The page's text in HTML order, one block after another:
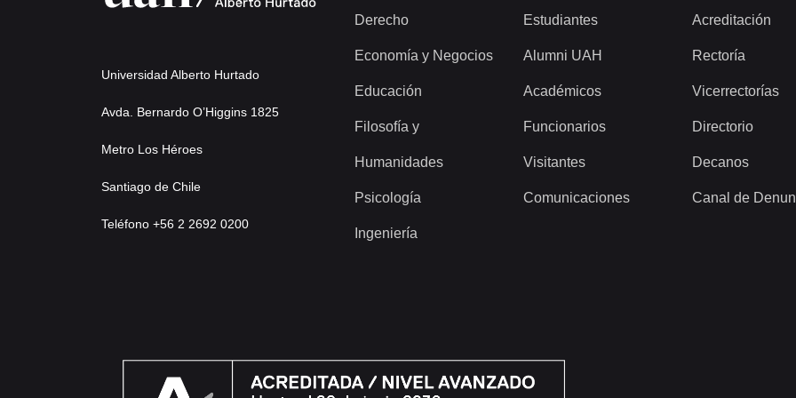
Universidad Alberto Hurtado
Avda. Bernardo O’Higgins 1825
Metro Los Héroes
Santiago de Chile
Teléfono +56 2 2692 0200
Derecho
Economía y Negocios
Educación
Filosofía y
Humanidades
Psicología
Ingeniería
Estudiantes
Alumni UAH
Académicos
Funcionarios
Visitantes
Comunicaciones
Acreditación
Rectoría
Vicerrectorías
Directorio
Decanos
Canal de